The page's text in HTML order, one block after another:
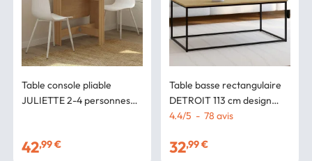
Table console pliable
JULIETTE 2-4 personnes
42,99 €
Table basse rectangulaire
DETROIT 113 cm design
industriel bois et métal
4.4/5 - 78 avis
32,99 €